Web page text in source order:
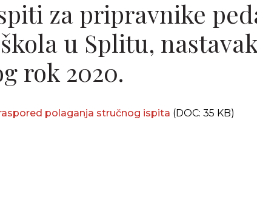
za pripravnike
u Splitu, nastavak
rok 2020.
polaganja stručnog ispita (DOC: 35 KB)